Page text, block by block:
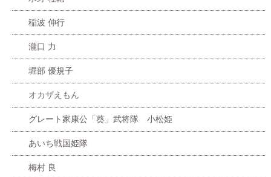
稲波 伸行
瀧口 力
堀部 優規子
オカザえもん
グレート家康公「葵」武将隊 小松姫
あいち戦国姫隊
梅村 良